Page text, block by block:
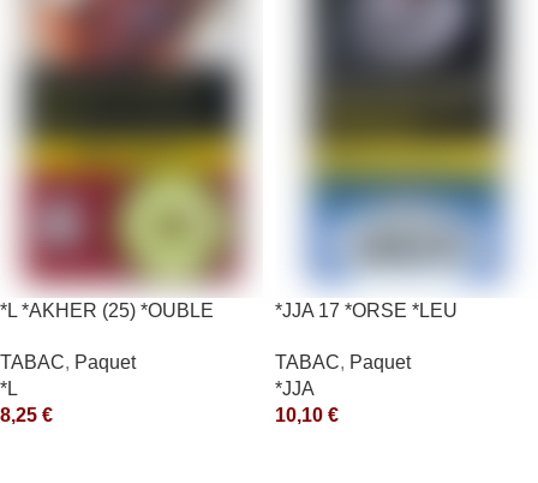
*L *AKHER (25) *OUBLE
TABAC, Paquet
*L
8,25 €
*JJA 17 *ORSE *LEU
TABAC, Paquet
*JJA
10,10 €